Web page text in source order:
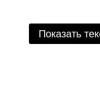
важно радовать
для котов - не
пушистого друга,
Показать